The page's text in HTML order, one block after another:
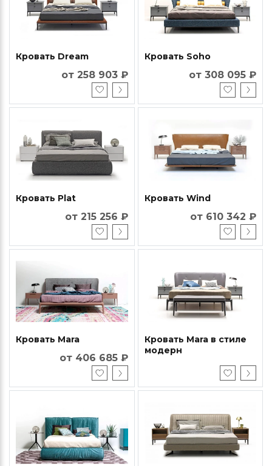
Кровать Dream
от 258 903 ₽
Кровать Soho
от 308 095 ₽
Кровать Plat
от 215 256 ₽
Кровать Wind
от 610 342 ₽
Кровать Mara
от 406 685 ₽
Кровать Mara в стиле
модерн